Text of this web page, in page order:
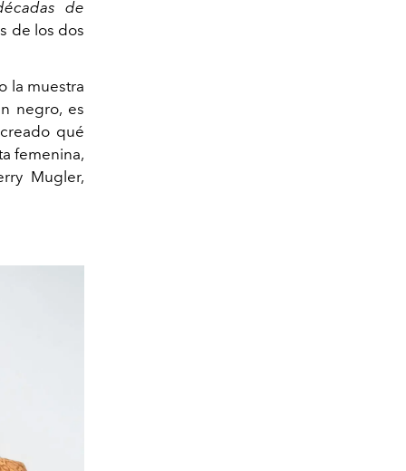
de
de los dos
la muestra
negro, es
qué
femenina,
Mugler,